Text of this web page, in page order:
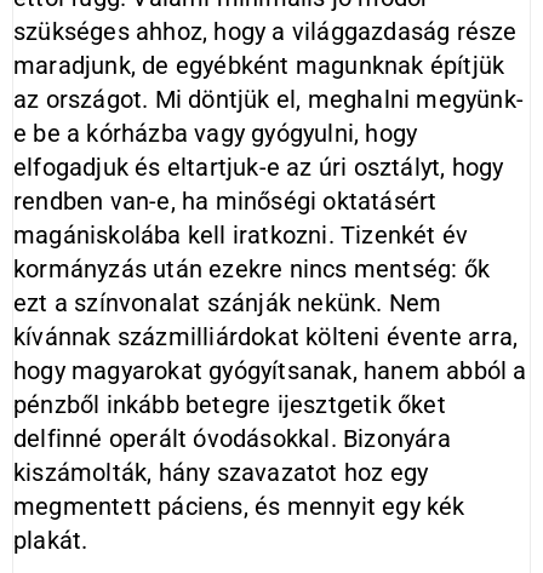
szükséges ahhoz, hogy a világgazdaság része
maradjunk, de egyébként magunknak építjük
az országot. Mi döntjük el, meghalni megyünk-
e be a kórházba vagy gyógyulni, hogy
elfogadjuk és eltartjuk-e az úri osztályt, hogy
rendben van-e, ha minőségi oktatásért
magániskolába kell iratkozni. Tizenkét év
kormányzás után ezekre nincs mentség: ők
ezt a színvonalat szánják nekünk. Nem
kívánnak százmilliárdokat költeni évente arra,
hogy magyarokat gyógyítsanak, hanem abból a
pénzből inkább betegre ijesztgetik őket
delfinné operált óvodásokkal. Bizonyára
kiszámolták, hány szavazatot hoz egy
megmentett páciens, és mennyit egy kék
plakát.